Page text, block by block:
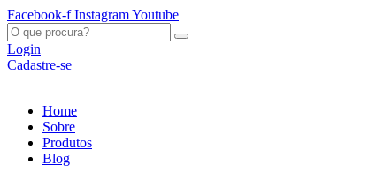
Ir
para
o
conteúdo
Facebook-f InstagramYoutube
O
que
procura?
Login
Cadastre-se
Home
Sobre
Produtos
Blog